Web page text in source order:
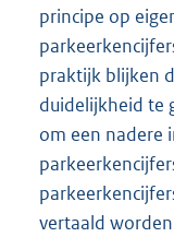
principe op
praktijk blijken
duidelijkheid te
om een nadere
vertaald